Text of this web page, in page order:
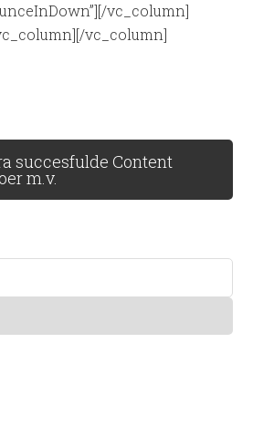
vc_column]
vc_column]
succesfulde Content
m.v.